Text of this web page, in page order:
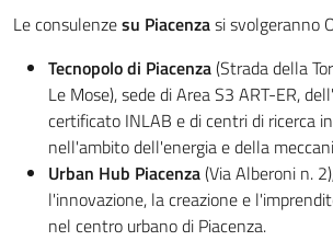
Le consulenzesu Piacenzasi svolgeranno
Tecnopolo di Piacenza(Strada della
Le Mose), sede di Area S3 ART-ER,
certificato INLAB e di centri di ricerca
nell'ambito dell'energia e della
Urban Hub Piacenza(Via Alberoni n. 2)
l'innovazione, la creazione e
nel centro urbano di Piacenza.